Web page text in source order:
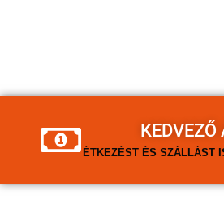
KEDVEZŐ
ÉTKEZÉST ÉS SZÁLLÁST